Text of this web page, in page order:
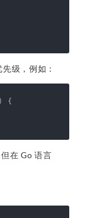
级，例如：
) {
在 Go 语言